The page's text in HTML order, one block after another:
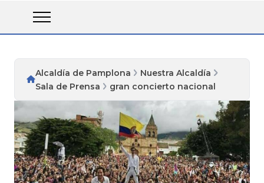
Alcaldía de Pamplona
Nuestra Alcaldía
Sala de Prensa
gran concierto nacional